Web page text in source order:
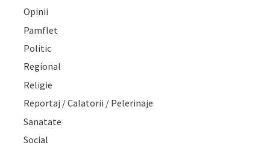
Opinii
Pamflet
Politic
Regional
Religie
Reportaj / Calatorii / Pelerinaje
Sanatate
Social